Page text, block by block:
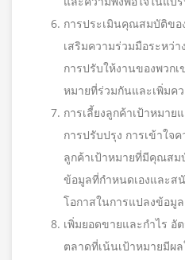
การประเมินคุณสมบัติข
เสริมความร่วมมือระหว่
การปรับให้งานของพวก
หมายที่ร่วมกันและเพิ่มค
การเลี้ยงลูกค้าเป้าหมา
การปรับปรุง การเข้าใจ
ลูกค้าเป้าหมายที่มีคุณส
ข้อมูลที่กำหนดเองและส
โอกาสในการแปลงข้อมู
เพิ่มยอดขายและกำไร อั
ตลาดที่เน้นเป้าหมายมีผ